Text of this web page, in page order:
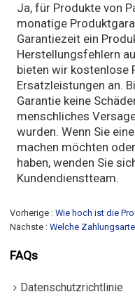
Ja, für Produkte von
monatige
Garantiezeit ein
Herstellungsfehlern
bieten wir kostenlose
Ersatzleistungen an.
Garantie keine
menschliches
wurden. Wenn Sie
machen möchten
haben, wenden Sie
Kundendienstteam.
Vorherige
Wie hoch ist die
Nächste
Welche
FAQs
Datenschutzrichtlinie